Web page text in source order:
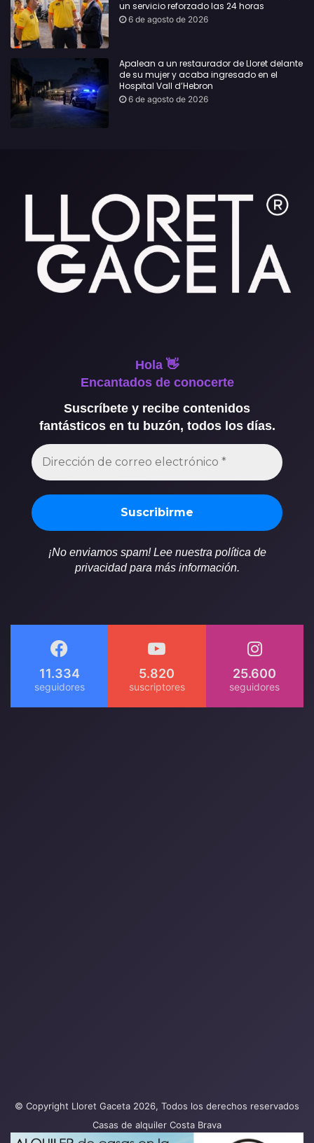
un servicio reforzado las 24 horas
6 de agosto de 2026
Apalean a un restaurador de Lloret delante
de su mujer y acaba ingresado en el
Hospital Vall d’Hebron
6 de agosto de 2026
Hola 👋
Encantados de conocerte
Suscríbete y recibe contenidos
fantásticos en tu buzón, todos los días.
¡No enviamos spam! Lee nuestra política de
privacidad para más información.
11.334 5.820 25.600
© Copyright Lloret Gaceta 2026, Todos los derechos reservados
Casas de alquiler Costa Brava